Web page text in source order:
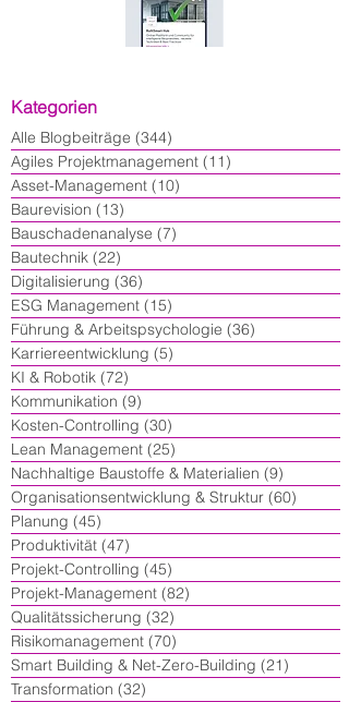
Kategorien
Alle Blogbeiträge (344)
Agiles Projektmanagement (11)
Asset-Management (10)
Baurevision (13)
Bauschadenanalyse (7)
Bautechnik (22)
Digitalisierung (36)
ESG Management (15)
Führung & Arbeitspsychologie (36)
Karriereentwicklung (5)
KI & Robotik (72)
Kommunikation (9)
Kosten-Controlling (30)
Lean Management (25)
Nachhaltige Baustoffe & Materialien (9)
Organisationsentwicklung & Struktur (60)
Planung (45)
Produktivität (47)
Projekt-Controlling (45)
Projekt-Management (82)
Qualitätssicherung (32)
Risikomanagement (70)
Smart Building & Net-Zero-Building (21)
Transformation (32)